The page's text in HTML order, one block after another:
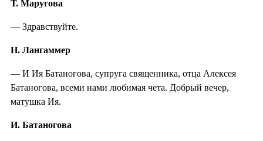
Т. Маругова
— Здравствуйте.
Н. Лангаммер
— И Ия Батаногова, супруга священника, отца Алексея
Батаногова, всеми нами любимая чета. Добрый вечер,
матушка Ия.
И. Батаногова